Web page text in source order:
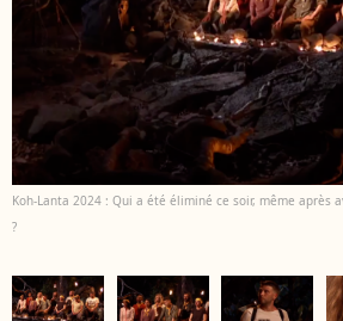
Koh-Lanta 2024 : Qui a été éliminé ce soir, même après
?